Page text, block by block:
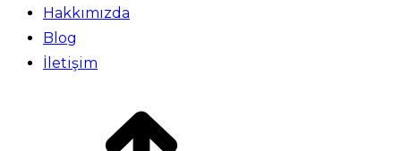
Hakkımızda
Blog
İletişim